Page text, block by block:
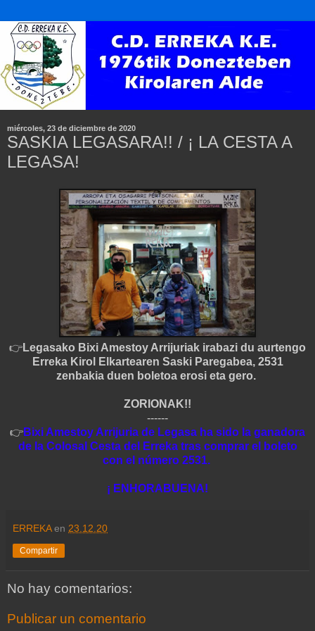
miércoles, 23 de diciembre de 2020
SASKIA LEGASARA!! / ¡ LA CESTA A
LEGASA!
👉Legasako Bixi Amestoy Arrijuriak irabazi du aurtengo
Erreka Kirol Elkartearen Saski Paregabea, 2531
zenbakia duen boletoa erosi eta gero.
ZORIONAK!!
------
👉Bixi Amestoy Arrijuria de Legasa ha sido la ganadora
de la Colosal Cesta del Erreka tras comprar el boleto
con el número 2531.
¡ ENHORABUENA!
ERREKA en 23.12.20
Compartir
No hay comentarios:
Publicar un comentario